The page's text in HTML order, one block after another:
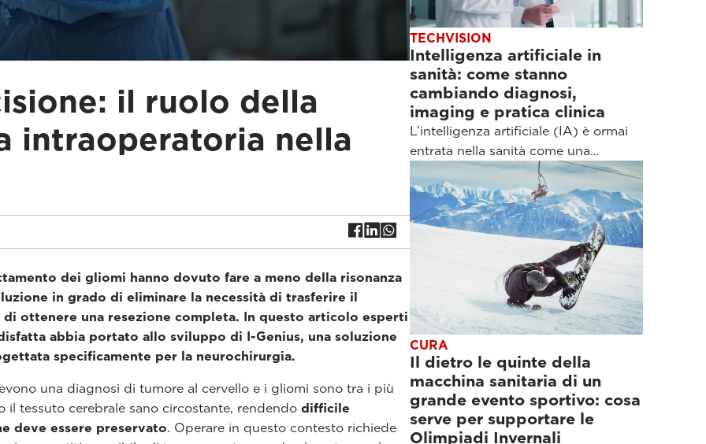
il ruolo della
intraoperatoria nella
dei gliomi hanno dovuto fare a meno della risonanza
in grado di eliminare la necessità di trasferire il
ottenere una resezione completa. In questo articolo esperti
abbia portato allo sviluppo di I-Genius, una soluzione
specificamente per la neurochirurgia.
una diagnosi di tumore al cervello e i gliomi sono tra i più
tessuto cerebrale sano circostante, rendendo difficile
deve essere preservato. Operare in questo contesto richiede
TECHVISION
Intelligenza artificiale in
sanità: come stanno
cambiando diagnosi,
imaging e pratica clinica
L’intelligenza artificiale (IA) è ormai
entrata nella sanità come una…
CURA
Il dietro le quinte della
macchina sanitaria di un
grande evento sportivo: cosa
serve per supportare le
Olimpiadi Invernali